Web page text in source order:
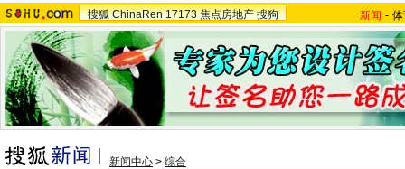
搜狐 ChinaRen 17173 焦点房地产 搜狗 新闻 -
新闻中心 > 综合